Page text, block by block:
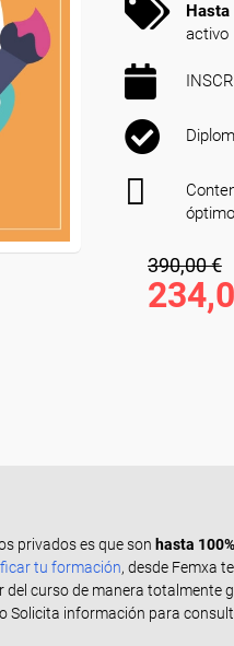
Hasta
activo
óptimo
390,00 €
privados es que son hasta
tu formación, desde Femxa
curso de manera totalmente
Solicita información para